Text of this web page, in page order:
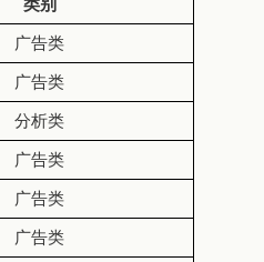
类别
广告类
广告类
分析类
广告类
广告类
广告类